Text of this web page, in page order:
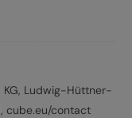
KG, Ludwig-Hüttner-
cube.eu/contact